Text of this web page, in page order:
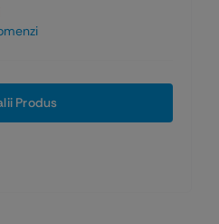
Interval
de
la Produs